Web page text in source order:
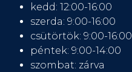
kedd: 12:00-16:00
szerda: 9:00-16:00
csütörtök: 9:00-16:00
péntek: 9:00-14:00
szombat: zárva